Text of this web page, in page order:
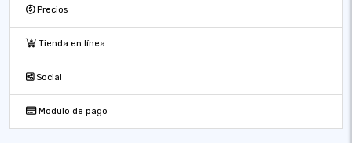
Precios
Tienda en línea
Social
Modulo de pago